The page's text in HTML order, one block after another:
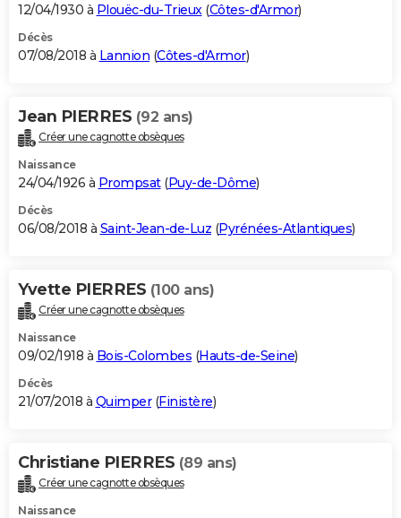
12/04/1930 à Plouëc-du-Trieux(Côtes-d'Armor)
Décès
07/08/2018 à Lannion (Côtes-d'Armor)
Jean PIERRES (92 ans)
Créer une cagnotte obsèques
Naissance
24/04/1926 à Prompsat(Puy-de-Dôme)
Décès
06/08/2018 à Saint-Jean-de-Luz (Pyrénées-Atlantiques)
Yvette PIERRES (100 ans)
Créer une cagnotte obsèques
Naissance
09/02/1918 à Bois-Colombes (Hauts-de-Seine)
Décès
21/07/2018 à Quimper(Finistère)
Christiane PIERRES (89 ans)
Créer une cagnotte obsèques
Naissance